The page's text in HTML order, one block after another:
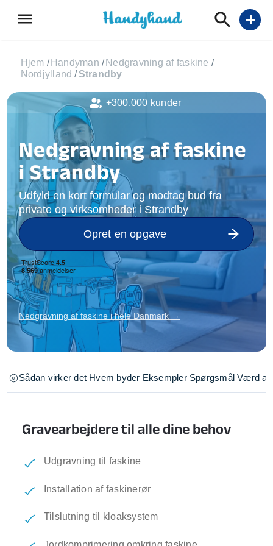
menu add
Hjem / Handyman / Nedgravning af faskine /
Nordjylland /Strandby
Nedgravning af faskine
i Strandby
Udfyld en kort formular og modtag bud fra
private og virksomheder i Strandby
Opret en opgave
Nedgravning af faskine i hele Danmark →
Sådan virker det Hvem byder Eksempler Spørgsmål Værd at
Gravearbejdere til alle dine behov
Udgravning til faskine
Installation af faskinerør
Tilslutning til kloaksystem
+300.000 kunder